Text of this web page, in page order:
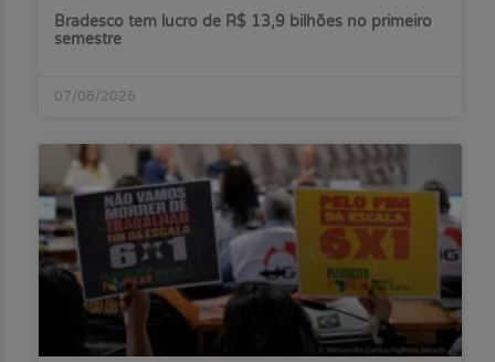
Bradesco tem lucro de R$ 13,9 bilhões no primeiro
semestre
07/08/2026